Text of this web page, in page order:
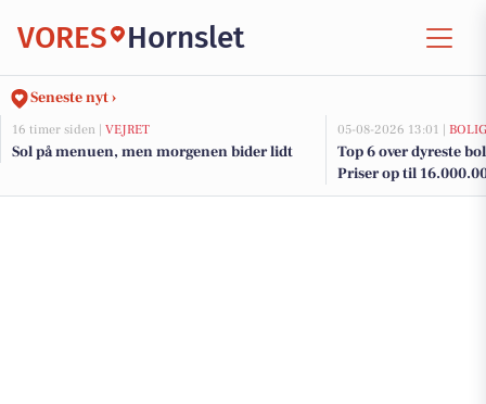
VORES Hornslet
Seneste nyt ›
16 timer siden | VEJRET
Sol på menuen, men morgenen bider lidt
05-08-2026 13:01 |
Top 6 over dyreste
Priser op til